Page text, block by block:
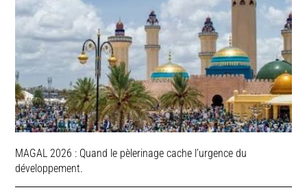
MAGAL 2026 : Quand le pèlerinage cache l’urgence du
développement.